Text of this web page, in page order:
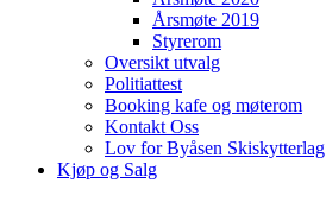
Årsmøte 2019
Styrerom
Oversikt utvalg
Politiattest
Booking kafe og møterom
Kontakt Oss
Lov for Byåsen Skiskytterlag
Kjøp og Salg